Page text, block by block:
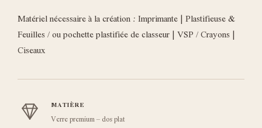
Matériel nécessaire à la création : Imprimante | Plastifieuse &
Feuilles / ou pochette plastifiée de classeur | VSP / Crayons |
Ciseaux
MATIÈRE
Verre premium – dos plat